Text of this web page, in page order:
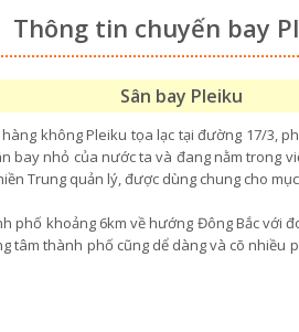
Thông tin chuyến bay
Sân bay Pleiku
không Pleiku tọa lạc tại đường 17/3,
bay nhỏ của nước ta và đang nằm trong
Trung quản lý, được dùng chung cho
phố khoảng 6km về hướng Đông Bắc với
tâm thành phố cũng dể dàng và cõ nhiều